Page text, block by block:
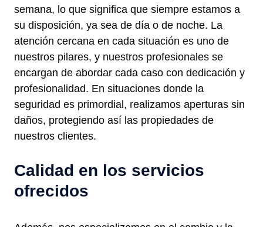
semana, lo que significa que siempre estamos a
su disposición, ya sea de día o de noche. La
atención cercana en cada situación es uno de
nuestros pilares, y nuestros profesionales se
encargan de abordar cada caso con dedicación y
profesionalidad. En situaciones donde la
seguridad es primordial, realizamos aperturas sin
daños, protegiendo así las propiedades de
nuestros clientes.
Calidad en los servicios
ofrecidos